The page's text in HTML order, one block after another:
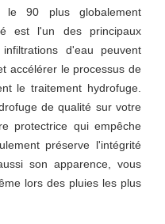
le 90 plus globalement
est l'un des principaux
d'eau peuvent
accélérer le processus de
le traitement hydrofuge.
de qualité sur votre
protectrice qui empêche
préserve l'intégrité
son apparence, vous
lors des pluies les plus